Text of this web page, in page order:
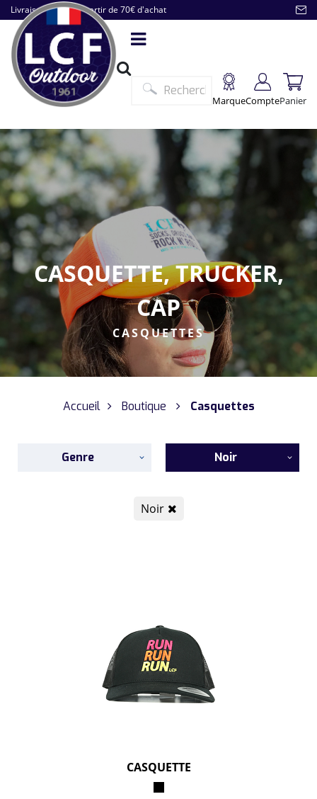
Livraison offerte à partir de 70€ d'achat
MarqueComptePanier
CASQUETTE, TRUCKER,
CAP
CASQUETTES
Accueil Boutique Casquettes
Genre Noir
Noir
CASQUETTE